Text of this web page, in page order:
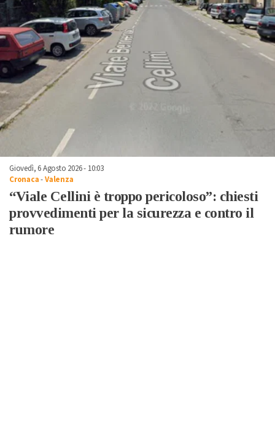
Giovedì, 6 Agosto 2026 - 10:03
Cronaca-Valenza
“Viale Cellini è troppo pericoloso”: chiesti
provvedimenti per la sicurezza e contro il
rumore